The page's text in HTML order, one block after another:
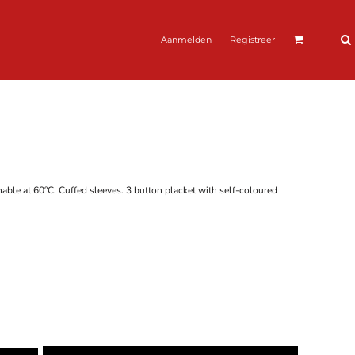
Aanmelden Registreer
at 60°C. Cuffed sleeves. 3 button placket with self-coloured